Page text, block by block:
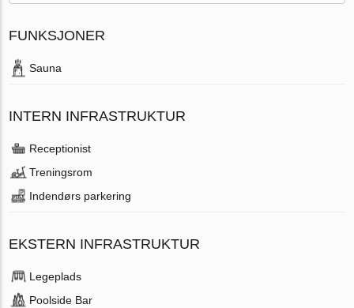
FUNKSJONER
Sauna
INTERN INFRASTRUKTUR
Receptionist
Treningsrom
Indendørs parkering
EKSTERN INFRASTRUKTUR
Legeplads
Poolside Bar